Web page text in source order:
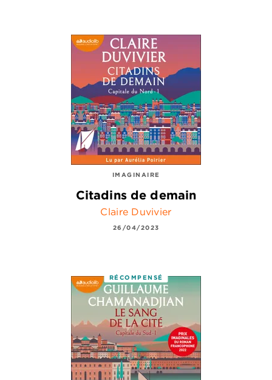
IMAGINAIRE
Citadins de demain
Claire Duvivier
26/04/2023
RÉCOMPENSÉ